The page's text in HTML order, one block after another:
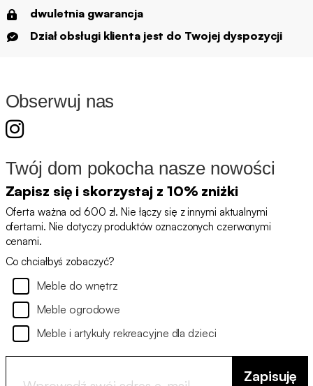
dwuletnia gwarancja
Dział obsługi klienta jest do Twojej dyspozycji
Obserwuj nas
Twój dom pokocha nasze nowości
Zapisz się i skorzystaj z 10% zniżki
Oferta ważna od 600 zł. Nie łączy się z innymi aktualnymi
ofertami. Nie dotyczy produktów oznaczonych czerwonymi
cenami.
Co chciałbyś zobaczyć?
Meble do wnętrz
Meble ogrodowe
Meble i artykuły rekreacyjne dla dzieci
Zapisuję